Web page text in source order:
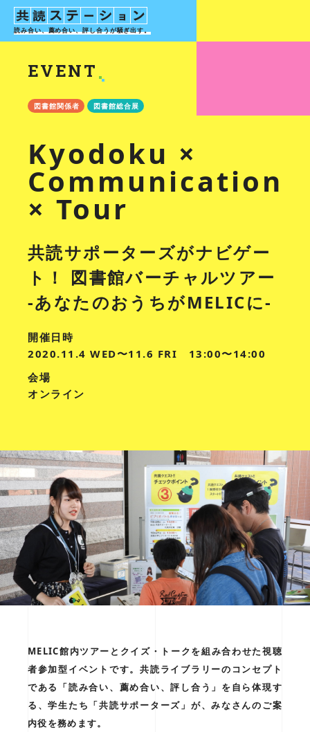
読み合い、薦め合い、評し合うが騒ぎ出す。
EVENT
図書館関係者 図書館総合展
Kyodoku ×
Communication
× Tour
共読サポーターズがナビゲー
ト！ 図書館バーチャルツアー
-あなたのおうちがMELICに-
開催日時
2020.11.4 WED〜11.6 FRI 13:00〜14:00
会場
オンライン
MELIC館内ツアーとクイズ・トークを組み合わせた視聴
者参加型イベントです。共読ライブラリーのコンセプト
である「読み合い、薦め合い、評し合う」を自ら体現す
る、学生たち「共読サポーターズ」が、みなさんのご案
内役を務めます。